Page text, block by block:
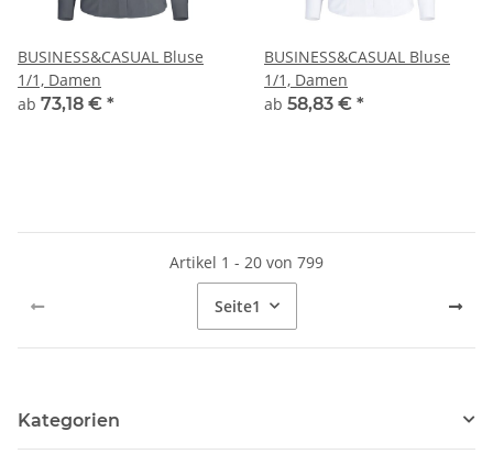
BUSINESS&CASUAL Bluse
1/1, Damen
ab 73,18 € *
BUSINESS&CASUAL Bluse
1/1, Damen
ab 58,83 € *
Artikel 1 - 20 von 799
Seite1
Kategorien